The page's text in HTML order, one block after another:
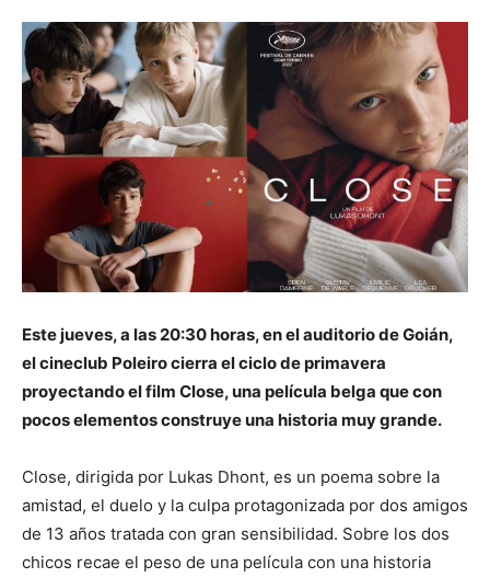
Este jueves, a las 20:30 horas, en el auditorio de Goián,
el cineclub Poleiro cierra el ciclo de primavera
proyectando el film Close, una película belga que con
pocos elementos construye una historia muy grande.
Close, dirigida por Lukas Dhont, es un poema sobre la
amistad, el duelo y la culpa protagonizada por dos amigos
de 13 años tratada con gran sensibilidad. Sobre los dos
chicos recae el peso de una película con una historia